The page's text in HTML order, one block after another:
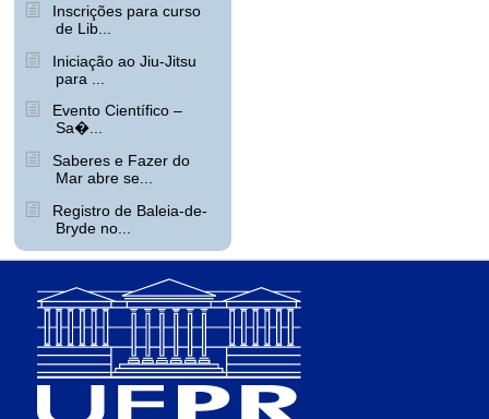
Inscrições para curso
de Lib...
Iniciação ao Jiu-Jitsu
para ...
Evento Científico –
Sa�...
Saberes e Fazer do
Mar abre se...
Registro de Baleia-de-
Bryde no...